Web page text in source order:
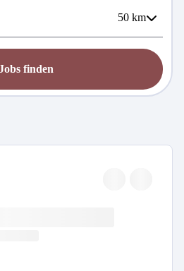
50 km
finden